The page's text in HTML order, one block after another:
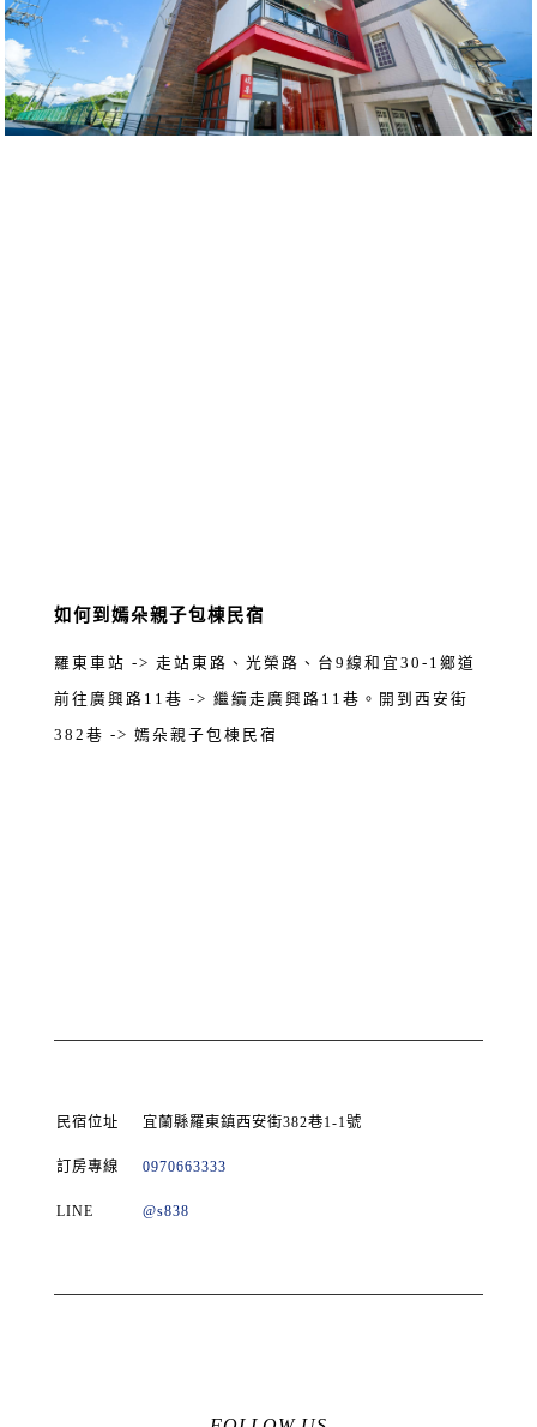
如何到嫣朵親子包棟民宿
羅東車站 -> 走站東路、光榮路、台9線和宜30-1鄉道
前往廣興路11巷 -> 繼續走廣興路11巷。開到西安街
382巷 -> 嫣朵親子包棟民宿
民宿位址 宜蘭縣羅東鎮西安街382巷1-1號
訂房專線 0970663333
LINE @s838